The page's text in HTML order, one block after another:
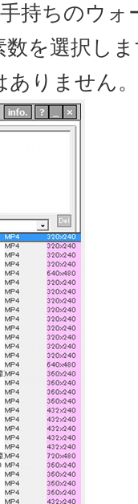
持ちのウォ
を選択し
ありません。